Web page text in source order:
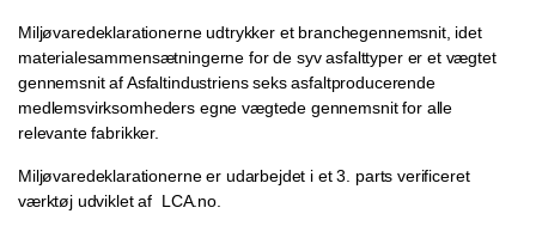
Miljøvaredeklarationerne udtrykker et branchegennemsnit, idet
materialesammensætningerne for de syv asfalttyper er et vægtet
gennemsnit af Asfaltindustriens seks asfaltproducerende
medlemsvirksomheders egne vægtede gennemsnit for alle
relevante fabrikker.
Miljøvaredeklarationerne er udarbejdet i et 3. parts verificeret
værktøj udviklet af LCA.no.